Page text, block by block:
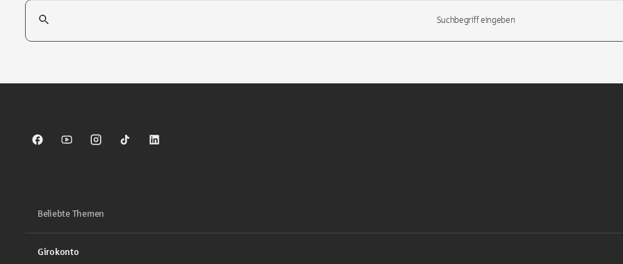
Suchfeld
Sparkasse auf Facebook
Sparkasse auf Youtube
Sparkasse auf Instagram
Sparkasse auf TikTok
Sparkasse auf LinkedIn
Beliebte Themen
Girokonto